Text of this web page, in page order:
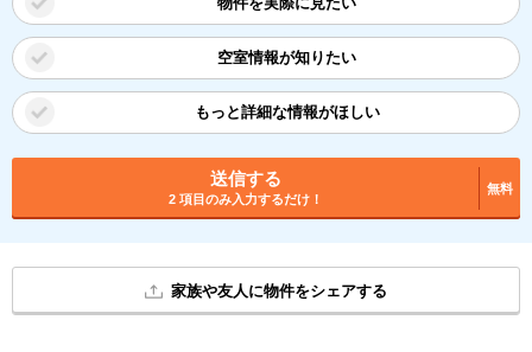
空室情報が知りたい
もっと詳細な情報がほしい
送信する
2 項目のみ入力するだけ！
無料
家族や友人に物件をシェアする